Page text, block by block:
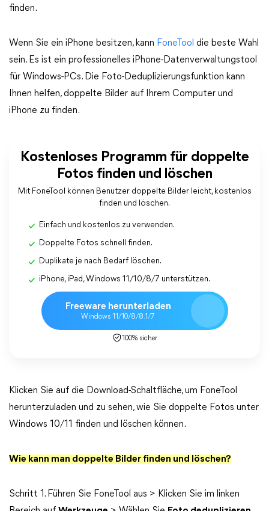
finden.
Wenn Sie ein iPhone besitzen, kann FoneTool die beste Wahl
sein. Es ist ein professionelles iPhone-Datenverwaltungstool
für Windows-PCs. Die Foto-Deduplizierungsfunktion kann
Ihnen helfen, doppelte Bilder auf Ihrem Computer und
iPhone zu finden.
Kostenloses Programm für doppelte
Fotos finden und löschen
Mit FoneTool können Benutzer doppelte Bilder leicht, kostenlos
finden und löschen.
Einfach und kostenlos zu verwenden.
Doppelte Fotos schnell finden.
Duplikate je nach Bedarf löschen.
iPhone, iPad, Windows 11/10/8/7 unterstützen.
Freeware herunterladen
Windows 11/10/8/8.1/7
100% sicher
Klicken Sie auf die Download-Schaltfläche, um FoneTool
herunterzuladen und zu sehen, wie Sie doppelte Fotos unter
Windows 10/11 finden und löschen können.
Wie kann man doppelte Bilder finden und löschen?
Schritt 1. Führen Sie FoneTool aus > Klicken Sie im linken